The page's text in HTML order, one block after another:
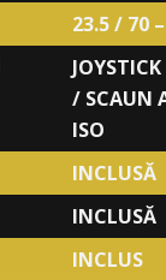
23.5 / 70
/ SCAUN
ISO
INCLUSĂ
INCLUSĂ
INCLUS